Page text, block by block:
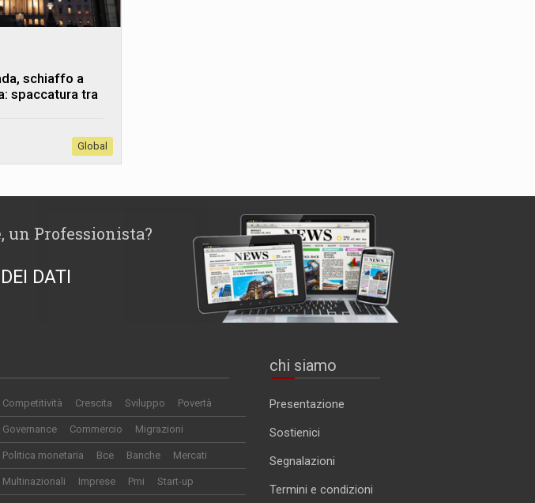
schiaffo a
spaccatura tra
Global
un Professionista?
DATI
Competitività Crescita Sviluppo Povertà
Governance Commercio Migrazioni
Politica monetaria Bce Banche Mercati
Multinazionali Imprese Pmi Start-up
chi siamo
Presentazione
Sostienici
Segnalazioni
Termini e condizioni